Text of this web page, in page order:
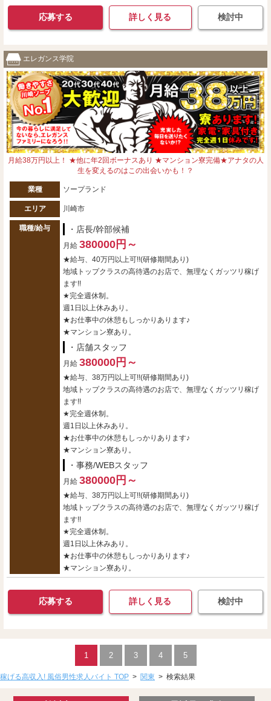
応募する 詳しく見る 検討中
エレガンス学院
月給38万円以上！ ★他に年2回ボーナスあり ★マンション寮完備★アナタの人
生を変えるのはこの出会いかも！？
業種 ソープランド
エリア 川崎市
職種/給与 ・店長/幹部候補
月給 380000円～
★給与、40万円以上可!!(研修期間あり)
地域トップクラスの高待遇のお店で、無理なくガッツリ稼げ
ます!!
★完全週休制。
週1日以上休みあり。
★お仕事中の休憩もしっかりあります♪
★マンション寮あり。
・店舗スタッフ
月給 380000円～
★給与、38万円以上可!!(研修期間あり)
地域トップクラスの高待遇のお店で、無理なくガッツリ稼げ
ます!!
★完全週休制。
週1日以上休みあり。
★お仕事中の休憩もしっかりあります♪
★マンション寮あり。
・事務/WEBスタッフ
月給 380000円～
★給与、38万円以上可!!(研修期間あり)
地域トップクラスの高待遇のお店で、無理なくガッツリ稼げ
ます!!
★完全週休制。
週1日以上休みあり。
★お仕事中の休憩もしっかりあります♪
★マンション寮あり。
応募する 詳しく見る 検討中
1 2 3 4 5
稼げる高収入! 風俗男性求人バイト TOP > 関東 > 検索結果